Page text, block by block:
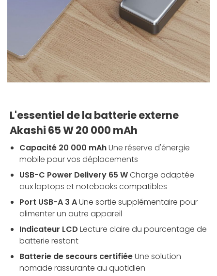
L'essentiel de la batterie externe
Akashi 65 W 20 000 mAh
Capacité 20 000 mAhUne réserve d'énergie
mobile pour vos déplacements
USB-C Power Delivery 65 WCharge adaptée
aux laptops et notebooks compatibles
Port USB-A 3 AUne sortie supplémentaire pour
alimenter un autre appareil
Indicateur LCD Lecture claire du pourcentage de
batterie restant
Batterie de secours certifiéeUne solution
nomade rassurante au quotidien